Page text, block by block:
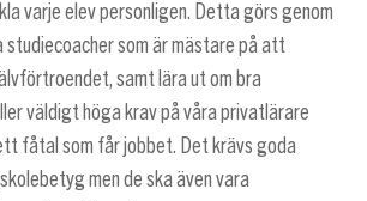
varje elev personligen. Detta görs genom
som är mästare på att
samt lära ut om bra
väldigt höga krav på våra privatlärare
fåtal som får jobbet. Det krävs goda
men de ska även vara